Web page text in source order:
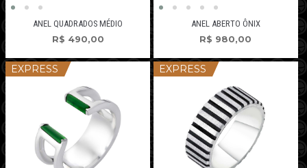
ANEL QUADRADOS MÉDIO
R$ 490,00
ANEL ABERTO ÔNIX
R$ 980,00
EXPRESS EXPRESS